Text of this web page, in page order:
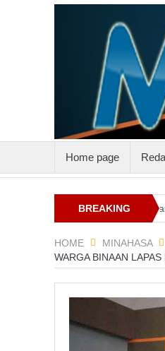
Home page
BREAKING
NEWS
Keterlibatan Oknum
HOME MINAHASA
WARGA BINAAN LAPAS